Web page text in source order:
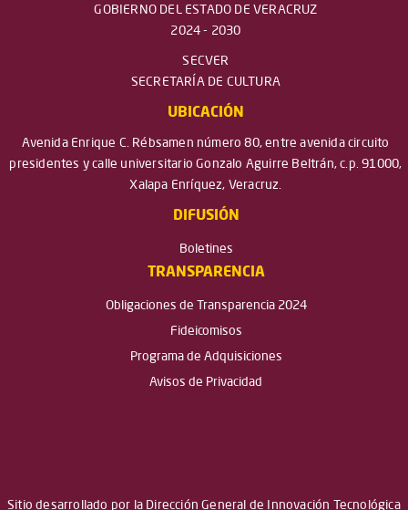
GOBIERNO DEL ESTADO DE VERACRUZ
2024 - 2030
SECVER
SECRETARÍA DE CULTURA
UBICACIÓN
Avenida Enrique C. Rébsamen número 80, entre avenida circuito
presidentes y calle universitario Gonzalo Aguirre Beltrán, c.p. 91000,
Xalapa Enríquez, Veracruz.
DIFUSIÓN
Boletines
TRANSPARENCIA
Obligaciones de Transparencia 2024
Fideicomisos
Programa de Adquisiciones
Avisos de Privacidad
Sitio desarrollado por la Dirección General de Innovación Tecnológica